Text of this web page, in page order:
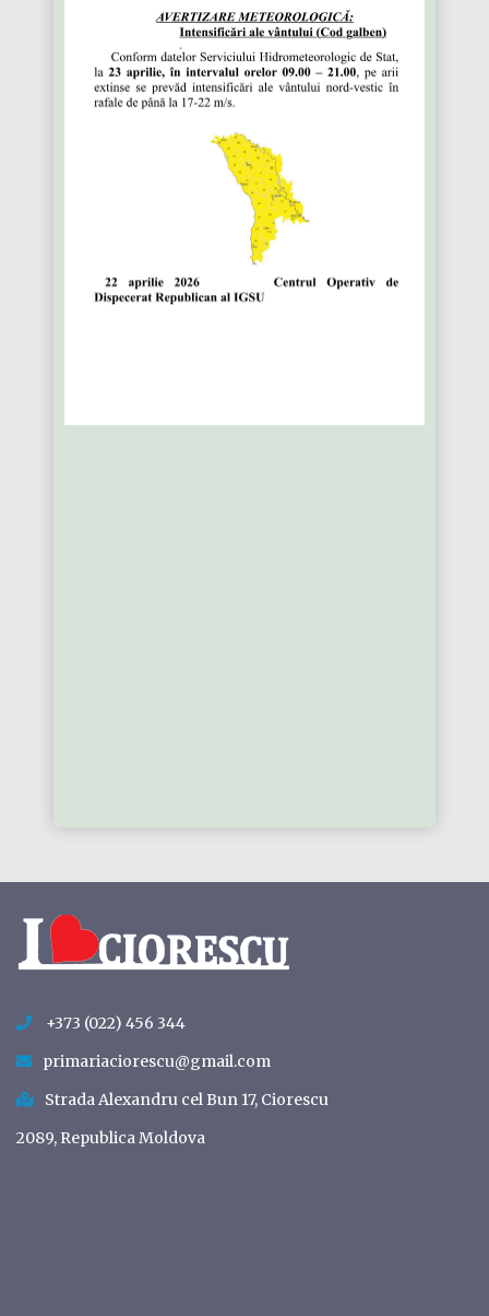
+373 (022) 456 344
primariaciorescu@gmail.com
Strada Alexandru cel Bun 17, Ciorescu
2089, Republica Moldova